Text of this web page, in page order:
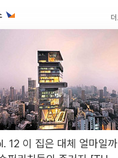
12 이 집은 대체 얼마일까